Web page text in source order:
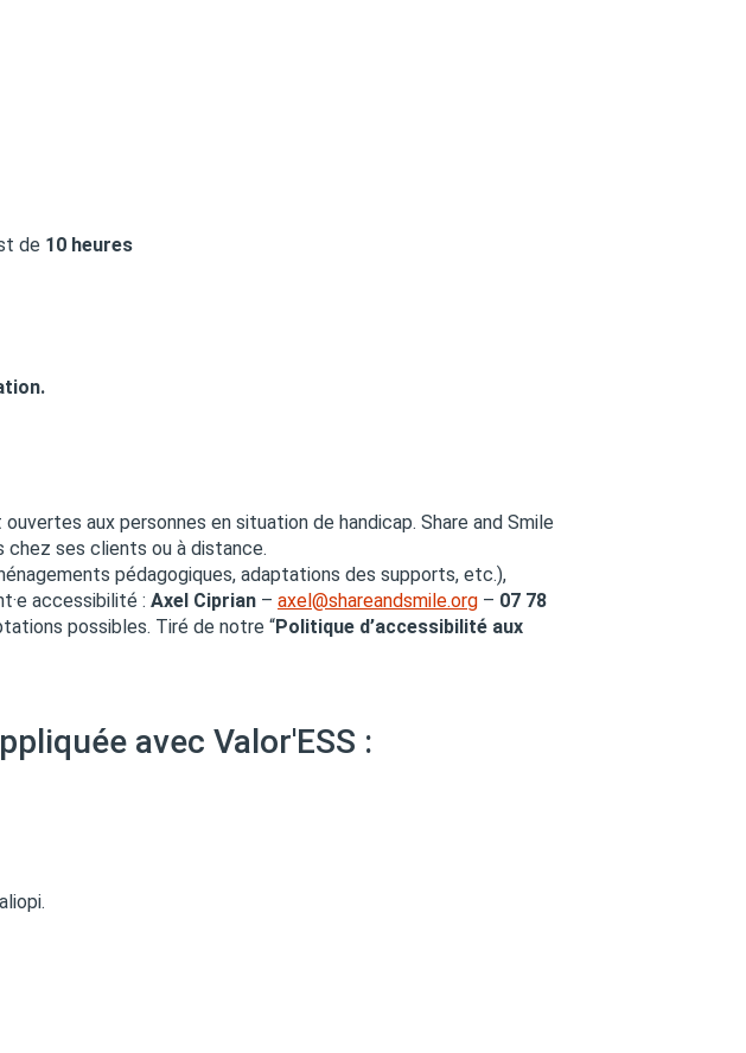
de 10 heures
aux personnes en situation de handicap. Share and Smile
chez ses clients ou à distance.
pédagogiques, adaptations des supports, etc.),
accessibilité : Axel Ciprian – axel@shareandsmile.org – 07 78
possibles. Tiré de notre “Politique d’accessibilité aux
avec Valor'ESS :